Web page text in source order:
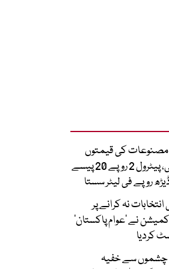
مصنوعات کی قیمتوں
میں کمی، پیٹرول 2 روپے 20 پیسے
روپے فی لیٹر سستا
انتخابات نہ کرانے پر
نے ’عوام پاکستان‘
کردیا
چشموں سے خفیہ